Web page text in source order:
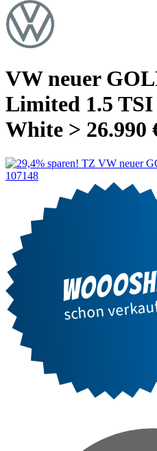
VW neuer
Limited 1.5 TSI
White > 26.990